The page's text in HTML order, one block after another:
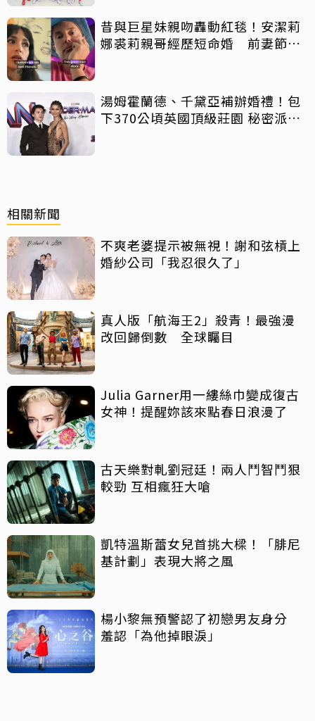
昔與巨星妹親吻轟動紅毯！安潔莉
娜裘莉親哥經歷短命婚 前妻節目
湯姆霍蘭德、千黛亞補辦婚禮！包
下370公頃英國頂級莊園 秘密派對
相關新聞
不爽老婆提示被無視！謝和弦槓上
婚紗公司「我忍很久了」
真人版「航海王2」殺青！最強漫
改回歸倒數 全球矚目
Julia Garner用一縷絲巾變成復古
女神！提醒妳該來點春日浪漫了
古天樂對軋劉冠廷！兩人鬥智鬥狠
較勁 互相瘋狂大嗆
凱特溫斯蕾女兒首挑大樑！「腓尼
基計劃」表現大將之風
楊小黎無預警認了初戀男友身分
羞認「為他掉眼淚」